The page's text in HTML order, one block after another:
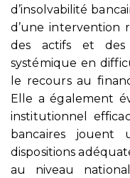
d’insolvabilité
d’une intervention
des actifs et des
systémique en
le recours au
Elle a également
institutionnel
bancaires
dispositions
au niveau